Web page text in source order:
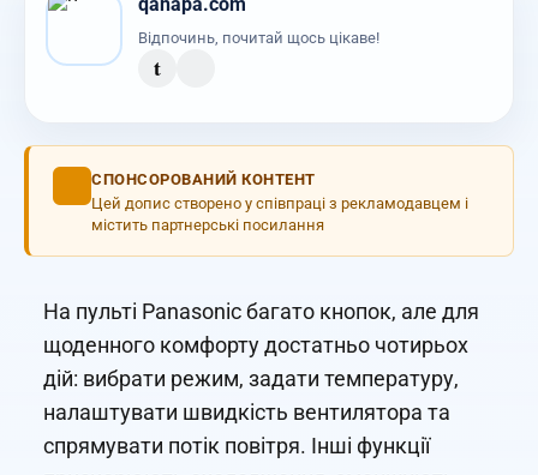
Відпочинь, почитай щось цікаве!
t
СПОНСОРОВАНИЙ КОНТЕНТ
Цей допис створено у співпраці з рекламодавцем і
містить партнерські посилання
На пульті Panasonic багато кнопок, але для
щоденного комфорту достатньо чотирьох
дій: вибрати режим, задати температуру,
налаштувати швидкість вентилятора та
спрямувати потік повітря. Інші функції